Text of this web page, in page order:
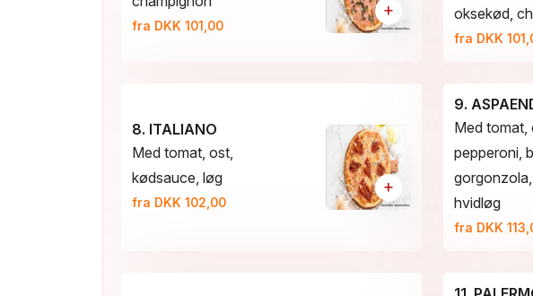
fra DKK 101,00
+
oksekød,
fra DKK
8. ITALIANO
Med tomat, ost,
kødsauce, løg
fra DKK 102,00
+
9.
Med tomat,
pepperoni,
hvidløg
fra DKK